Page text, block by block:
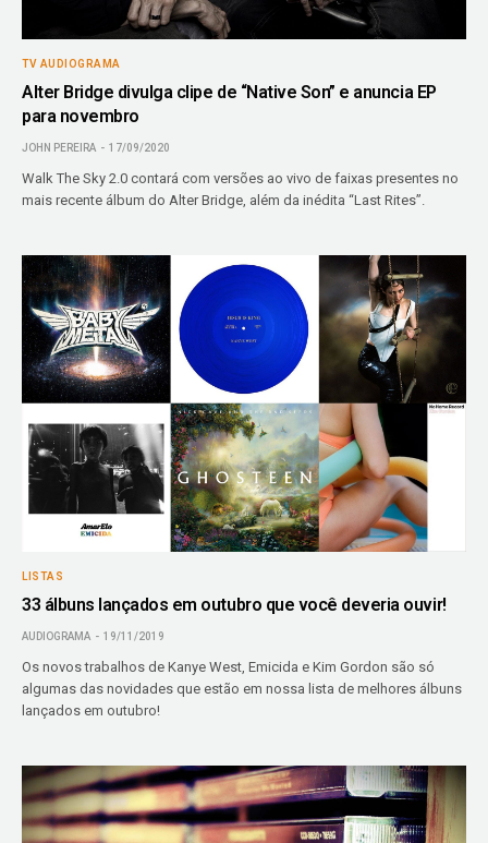
TV AUDIOGRAMA
Alter Bridge divulga clipe de “Native Son” e anuncia EP
para novembro
JOHN PEREIRA 17/09/2020
Walk The Sky 2.0 contará com versões ao vivo de faixas presentes no
mais recente álbum do Alter Bridge, além da inédita “Last Rites”.
LISTAS
33 álbuns lançados em outubro que você deveria ouvir!
AUDIOGRAMA 19/11/2019
Os novos trabalhos de Kanye West, Emicida e Kim Gordon são só
algumas das novidades que estão em nossa lista de melhores álbuns
lançados em outubro!